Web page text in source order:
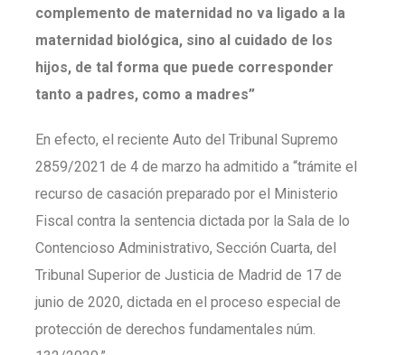
complemento de maternidad no va ligado a la
maternidad biológica, sino al cuidado de los
hijos, de tal forma que puede corresponder
tanto a padres, como a madres”
En efecto, el reciente Auto del Tribunal Supremo
2859/2021 de 4 de marzo ha admitido a “trámite el
recurso de casación preparado por el Ministerio
Fiscal contra la sentencia dictada por la Sala de lo
Contencioso Administrativo, Sección Cuarta, del
Tribunal Superior de Justicia de Madrid de 17 de
junio de 2020, dictada en el proceso especial de
protección de derechos fundamentales núm.